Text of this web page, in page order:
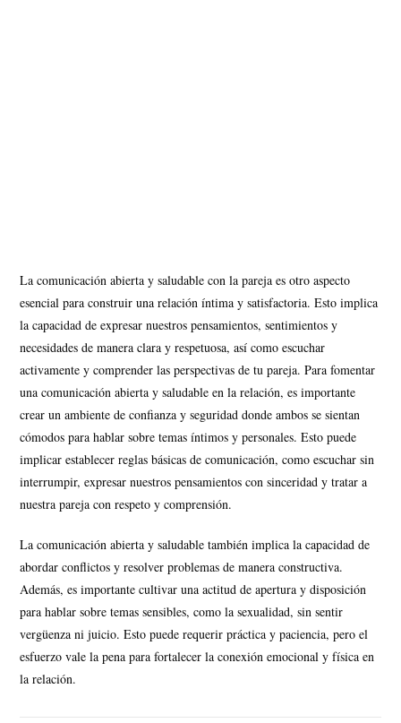
La comunicación abierta y saludable con la pareja es otro aspecto
esencial para construir una relación íntima y satisfactoria. Esto implica
la capacidad de expresar nuestros pensamientos, sentimientos y
necesidades de manera clara y respetuosa, así como escuchar
activamente y comprender las perspectivas de tu pareja. Para fomentar
una comunicación abierta y saludable en la relación, es importante
crear un ambiente de confianza y seguridad donde ambos se sientan
cómodos para hablar sobre temas íntimos y personales. Esto puede
implicar establecer reglas básicas de comunicación, como escuchar sin
interrumpir, expresar nuestros pensamientos con sinceridad y tratar a
nuestra pareja con respeto y comprensión.
La comunicación abierta y saludable también implica la capacidad de
abordar conflictos y resolver problemas de manera constructiva.
Además, es importante cultivar una actitud de apertura y disposición
para hablar sobre temas sensibles, como la sexualidad, sin sentir
vergüenza ni juicio. Esto puede requerir práctica y paciencia, pero el
esfuerzo vale la pena para fortalecer la conexión emocional y física en
la relación.